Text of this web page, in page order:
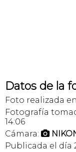
Datos de la
Foto realizada
Fotografía
14:06
Cámara: 
Publicada el día